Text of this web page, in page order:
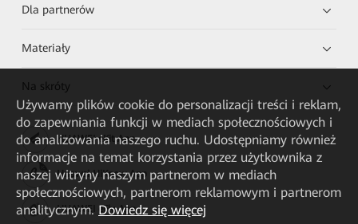
Dla partnerów
Materiały
Na skróty
HUAWEI eKit App
Huawei HiKnow App
HUAWEI eFly App
Używamy plików cookie do personalizacji treści i reklam,
do zapewniania funkcji w mediach społecznościowych i
do analizowania naszego ruchu. Udostępniamy również
informacje na temat korzystania przez użytkownika z
naszej witryny naszym partnerom w mediach
społecznościowych, partnerom reklamowym i partnerom
analitycznym. Dowiedz się więcej